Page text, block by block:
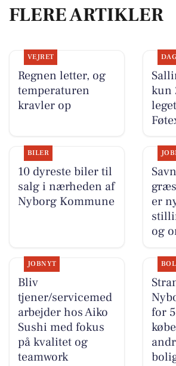
FLERE ARTIKLER
VEJRET
Regnen letter, og
temperaturen
kravler op
kun
BILER
10 dyreste biler til
salg i nærheden af
Nyborg Kommune
er
og
JOBNYT
Bliv
tjener/servicemed
arbejder hos Aiko
Sushi med fokus
på kvalitet og
teamwork
for